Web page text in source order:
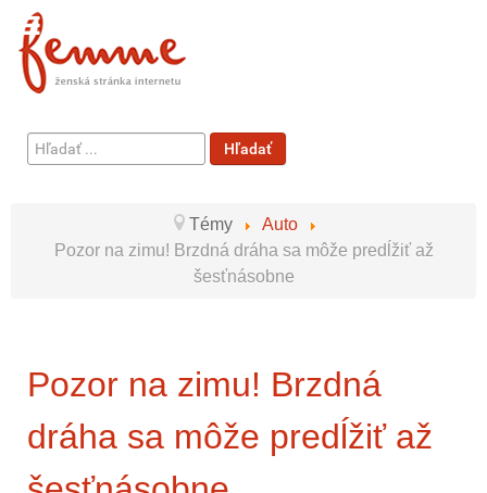
Hľadať
...
Hľadať
Témy
Auto
Pozor na zimu! Brzdná dráha sa môže predĺžiť až
šesťnásobne
Pozor na zimu! Brzdná
dráha sa môže predĺžiť až